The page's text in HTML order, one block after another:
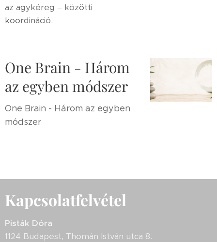
az agykéreg – közötti
koordináció.
One Brain - Három
az egyben módszer
One Brain - Három az egyben
módszer
Kapcsolatfelvétel
Pisták Dóra
1124 Budapest, Thomán István utca 8.